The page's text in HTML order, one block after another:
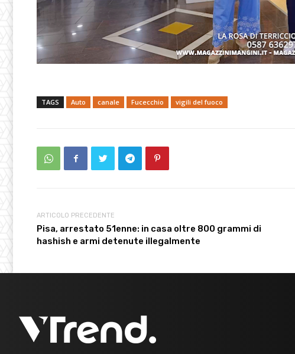
TAGS Auto canale Fucecchio vigili del fuoco
ARTICOLO PRECEDENTE
Pisa, arrestato 51enne: in casa oltre 800 grammi di
hashish e armi detenute illegalmente